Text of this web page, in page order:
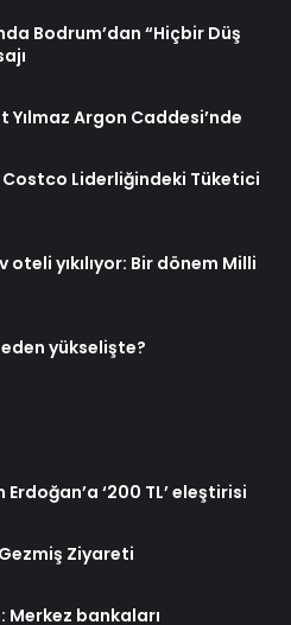
Bodrum’dan “Hiçbir Düş
Yılmaz Argon Caddesi’nde
Costco Liderliğindeki Tüketici
oteli yıkılıyor: Bir dönem Milli
yükselişte?
‘200 TL’ eleştirisi
Ziyareti
Merkez bankaları